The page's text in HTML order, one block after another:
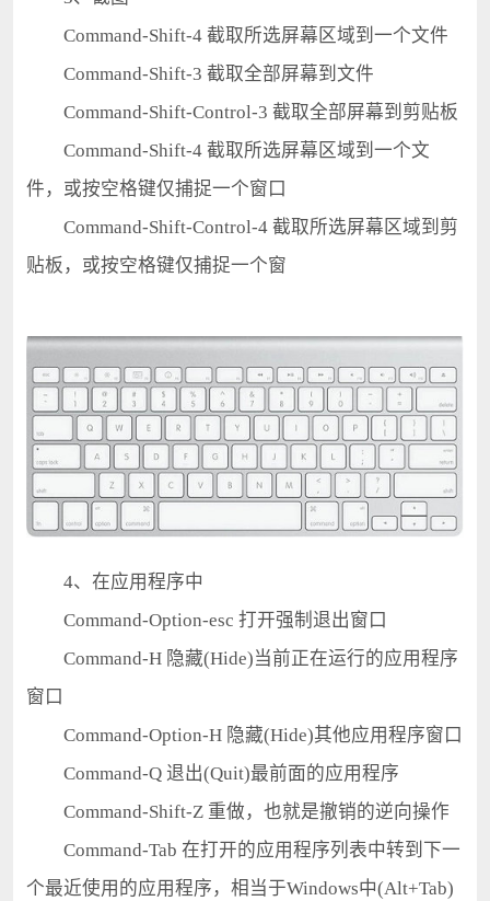
Command-Shift-4 截取所选屏幕区域到一个文件
Command-Shift-3 截取全部屏幕到文件
Command-Shift-Control-3 截取全部屏幕到剪贴板
Command-Shift-4 截取所选屏幕区域到一个文
件，或按空格键仅捕捉一个窗口
Command-Shift-Control-4 截取所选屏幕区域到剪
贴板，或按空格键仅捕捉一个窗
4、在应用程序中
Command-Option-esc 打开强制退出窗口
Command-H 隐藏(Hide)当前正在运行的应用程序
窗口
Command-Option-H 隐藏(Hide)其他应用程序窗口
Command-Q 退出(Quit)最前面的应用程序
Command-Shift-Z 重做，也就是撤销的逆向操作
Command-Tab 在打开的应用程序列表中转到下一
个最近使用的应用程序，相当于Windows中(Alt+Tab)